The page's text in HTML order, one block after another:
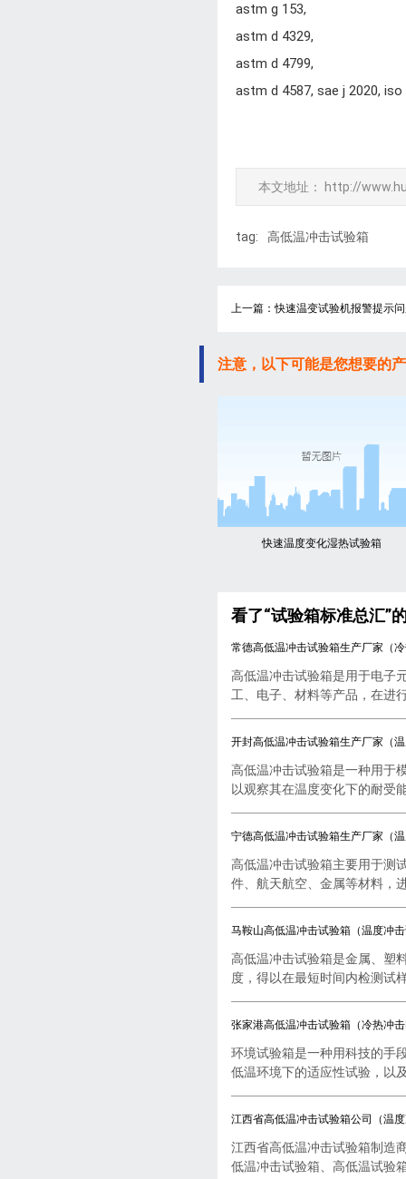
astm g 153,
astm d 4329,
astm d 4799,
astm d 4587, sae j 2020, iso
本文地址： http://
tag: 高低温冲击试验箱
上一篇：快速温变试验机报警提示
注意，以下可能是您想要的
快速温度变化湿热试验箱
看了“试验箱标准总汇”
常德高低温冲击试验箱生产厂家（
高低温冲击试验箱是用于电子
工、电子、材料等产品，在进
开封高低温冲击试验箱生产厂家（
高低温冲击试验箱是一种用于
以观察其在温度变化下的耐受
宁德高低温冲击试验箱生产厂家（
高低温冲击试验箱主要用于测
件、航天航空、金属等材料，
马鞍山高低温冲击试验箱（温度冲
高低温冲击试验箱是金属、塑
度，得以在最短时间内检测试
张家港高低温冲击试验箱（冷热冲
环境试验箱是一种用科技的手
低温环境下的适应性试验，以
江西省高低温冲击试验箱公司（温
江西省高低温冲击试验箱制造
低温冲击试验箱、高低温试验